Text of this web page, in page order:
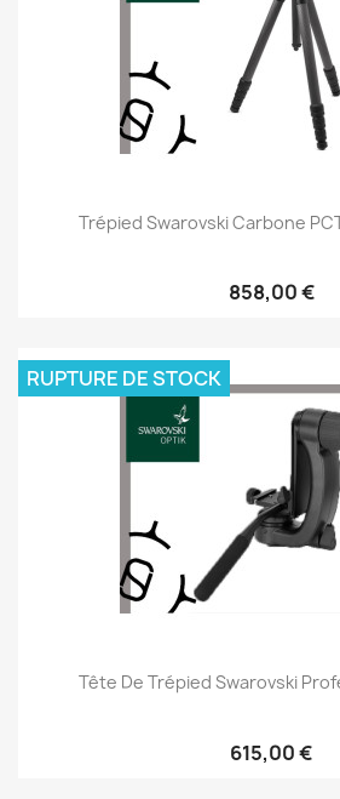
Trépied Swarovski Carbone
858,00 €
Tête De Trépied Swarovski
615,00 €
RUPTURE DE STOCK